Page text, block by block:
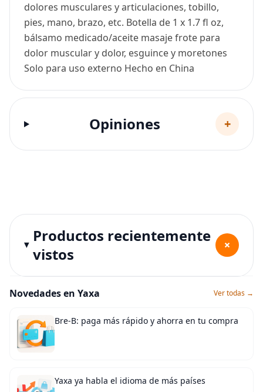
dolores musculares y articulaciones, tobillo,
pies, mano, brazo, etc. Botella de 1 x 1.7 fl oz,
bálsamo medicado/aceite masaje frote para
dolor muscular y dolor, esguince y moretones
Solo para uso externo Hecho en China
Opiniones +
Productos recientemente
vistos
+
Novedades en Yaxa Ver todas →
Bre-B: paga más rápido y ahorra en tu compra
Yaxa ya habla el idioma de más países